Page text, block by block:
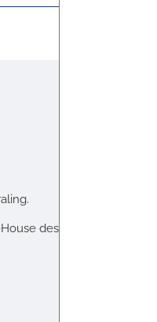
designteam.